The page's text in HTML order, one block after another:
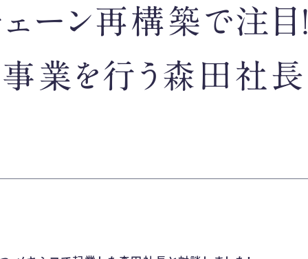
ーン再構築で注目！
事業を行う森田社長